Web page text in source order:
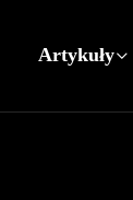
Artykuły